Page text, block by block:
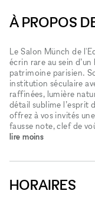
À PROPOS
Le Salon Münch de
écrin rare au sein
patrimoine parisien.
institution séculaire
raffinées, lumière
détail sublime l’esprit
offrez à vos invités
fausse note, clef de
lire moins
HORAIRES